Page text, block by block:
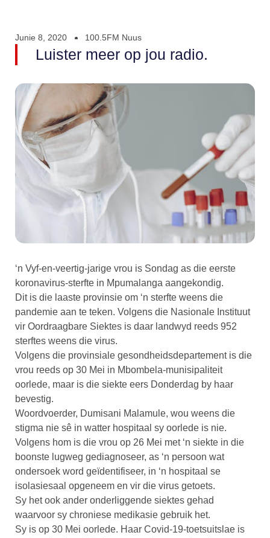
Junie 8, 2020 100.5FM Nuus
Luister meer op jou radio.
‘n Vyf-en-veertig-jarige vrou is Sondag as die eerste
koronavirus-sterfte in Mpumalanga aangekondig.
Dit is die laaste provinsie om ‘n sterfte weens die
pandemie aan te teken. Volgens die Nasionale Instituut
vir Oordraagbare Siektes is daar landwyd reeds 952
sterftes weens die virus.
Volgens die provinsiale gesondheidsdepartement is die
vrou reeds op 30 Mei in Mbombela-munisipaliteit
oorlede, maar is die siekte eers Donderdag by haar
bevestig.
Woordvoerder, Dumisani Malamule, wou weens die
stigma nie sê in watter hospitaal sy oorlede is nie.
Volgens hom is die vrou op 26 Mei met ‘n siekte in die
boonste lugweg gediagnoseer, as ‘n persoon wat
ondersoek word geïdentifiseer, in ‘n hospitaal se
isolasiesaal opgeneem en vir die virus getoets.
Sy het ook ander onderliggende siektes gehad
waarvoor sy chroniese medikasie gebruik het.
Sy is op 30 Mei oorlede. Haar Covid-19-toetsuitslae is